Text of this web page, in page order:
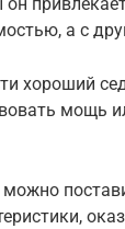
а с
хороший
мощь